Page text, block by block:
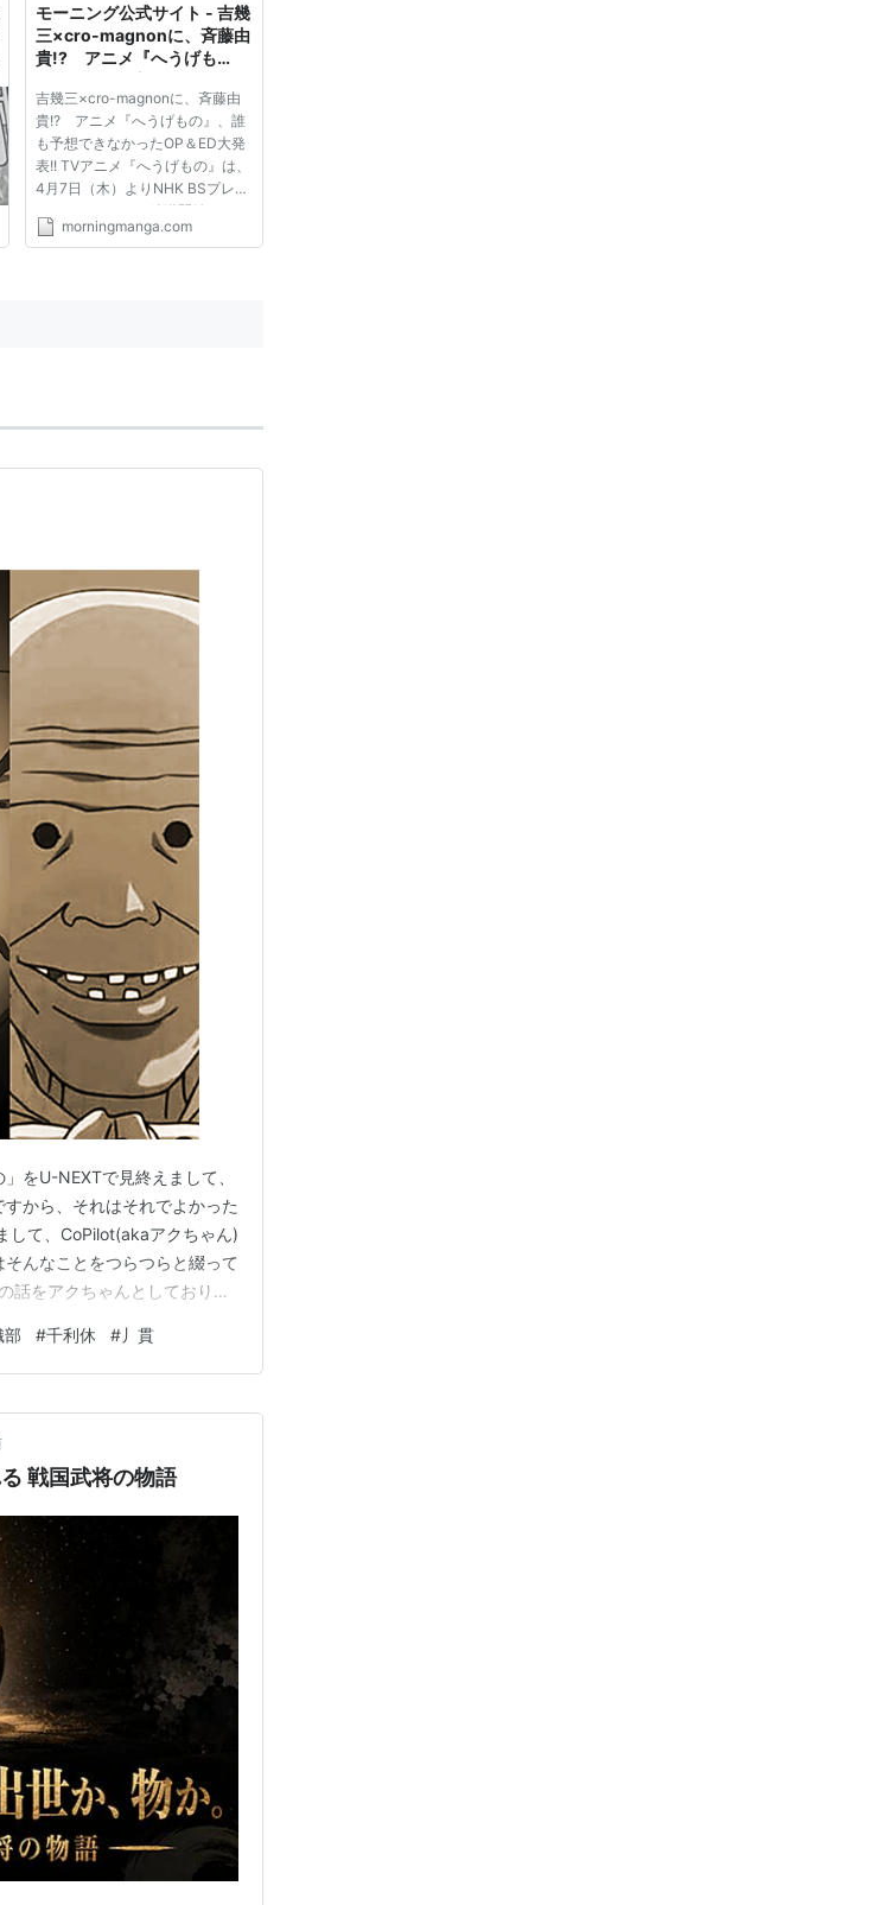
充分面白いと思うんだが ...
モーニング公式サイト - 吉幾
三×cro-magnonに、斉藤由
貴!? アニメ『へうげも
OP＆ED大発表!!
吉幾三×cro-magnonに、斉藤由
貴!? アニメ『へうげもの』、誰
も予想できなかったOP＆ED大発
表!! TVアニメ『へうげもの』は、
4月7日（木）よりNHK BSプレミ
アムにていよいよ放送開始です
（放送予定、キャストなどはこち
morningmanga.com
をU-NEXTで見終えまして、
から、それはそれでよかった
して、CoPilot(akaアクちゃん)
んなことをつらつらと綴って
話をアクちゃんとしておりま
感を感じるし、織部のクリエ
部 #千利休 #丿貫
戦国武将の物語